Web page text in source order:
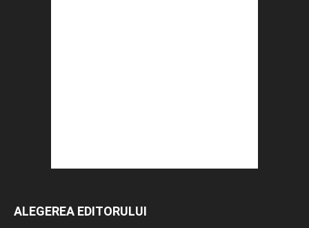
ALEGEREA EDITORULUI